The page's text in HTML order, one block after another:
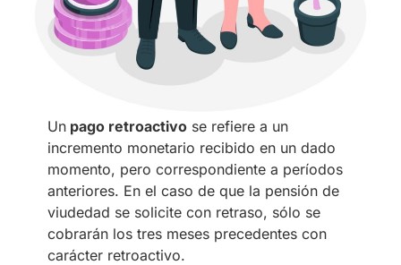
Unpago retroactivose refiere a un
incremento monetario recibido en un dado
momento, pero correspondiente a períodos
anteriores. En el caso de que la pensión de
viudedad se solicite con retraso, sólo se
cobrarán los tres meses precedentes con
carácter retroactivo.